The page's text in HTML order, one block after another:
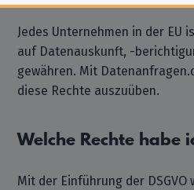
Jedes Unternehmen in der EU
auf Datenauskunft, -
gewähren. Mit
diese Rechte auszuüben.
Welche Rechte habe
Mit der Einführung der DSGVO